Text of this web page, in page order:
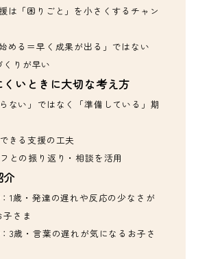
は「困りごと」を小さくするチャン
める＝早く成果が出る」ではない
くりが早い
いときに大切な考え方
ない」ではなく「準備している」期
きる支援の工夫
との振り返り・相談を活用
介
1歳・発達の遅れや反応の少なさが
さま
3歳・言葉の遅れが気になるお子さ